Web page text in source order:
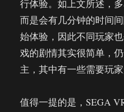
行体验。如上文所述，
而是会有几分钟的时间
始体验，因此不同玩家
戏的剧情其实很简单，
主，其中有一些需要玩家
值得一提的是，SEGA